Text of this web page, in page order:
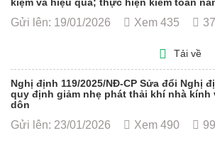
Gửi lên: 19/01/2026 Xem 435 37
Tải về
Nghị định 119/2025/NĐ-CP Sửa đổi Nghị
quy định giảm nhẹ phát thải khí nhà kính
dôn
Gửi lên: 23/01/2026 Xem 490 99